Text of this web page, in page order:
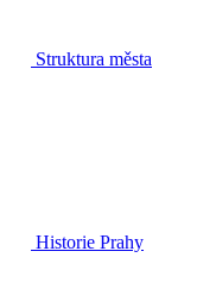
Struktura města
Historie Prahy